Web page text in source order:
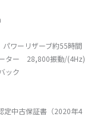
パワーリザーブ約55時間
ター 28,800振動/(4Hz)
ック
中古保証書（2020年4